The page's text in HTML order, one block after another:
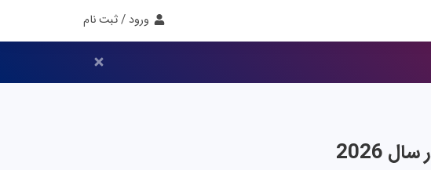
ورود / ثبت نام
2026